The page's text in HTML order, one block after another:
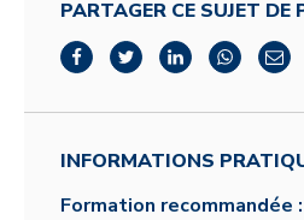
PARTAGER CE SUJET
INFORMATIONS
Formation recommandée :